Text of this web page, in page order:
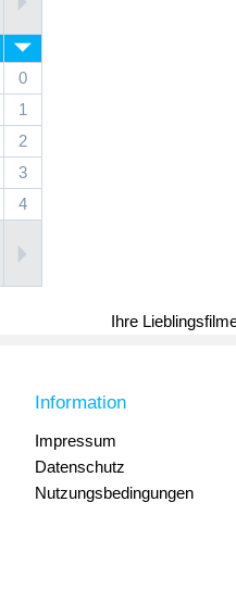
0
1
2
3
4
Ihre
Information
Impressum
Datenschutz
Nutzungsbedingungen